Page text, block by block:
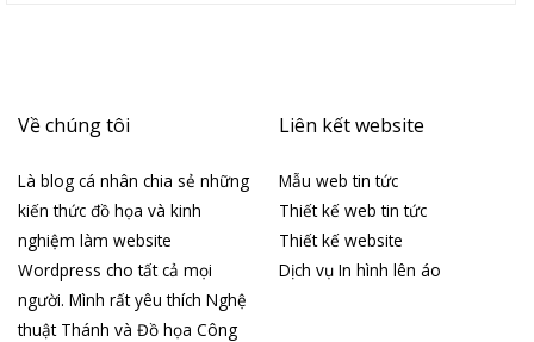
Về chúng tôi
Là blog cá nhân chia sẻ những
kiến thức đồ họa và kinh
nghiệm làm website
Wordpress cho tất cả mọi
người. Mình rất yêu thích Nghệ
thuật Thánh và Đồ họa Công
Liên kết website
Mẫu web tin tức
Thiết kế web tin tức
Thiết kế website
Dịch vụ In hình lên áo